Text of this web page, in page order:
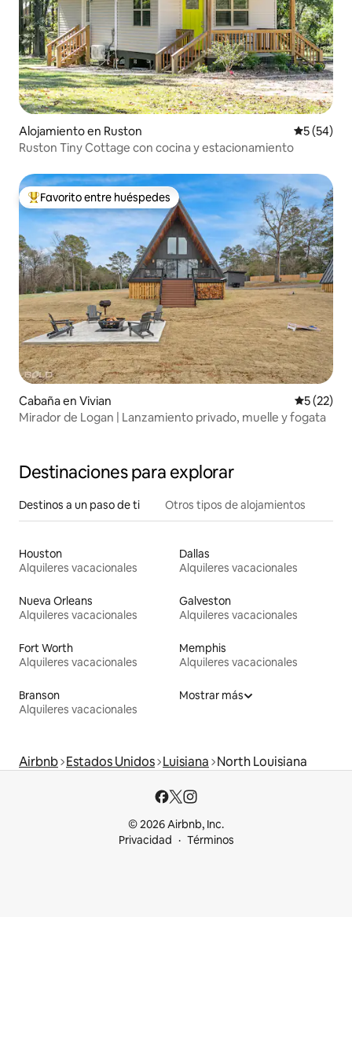
Alojamiento en Ruston
5 (54)
Ruston Tiny Cottage con cocina y estacionamiento
Favorito entre huéspedes preferido
Favorito entre huéspedes
Cabaña en Vivian
5 (22)
Mirador de Logan | Lanzamiento privado, muelle y fogata
Destinaciones para explorar
Destinos a un paso de ti Otros tipos de alojamientos
Houston
Alquileres vacacionales
Dallas
Alquileres vacacionales
Nueva Orleans
Alquileres vacacionales
Galveston
Alquileres vacacionales
Fort Worth
Alquileres vacacionales
Memphis
Alquileres vacacionales
Branson
Alquileres vacacionales
Mostrar más
Airbnb Estados Unidos Luisiana North Louisiana
© 2026 Airbnb, Inc.
Privacidad
Términos